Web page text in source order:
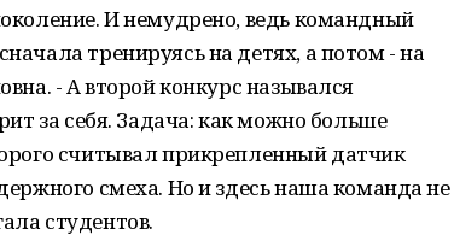
И немудрено, ведь командный
тренируясь на детях, а потом - на
- А второй конкурс назывался
за себя. Задача: как можно больше
считывал прикрепленный датчик
смеха. Но и здесь наша команда не
студентов.